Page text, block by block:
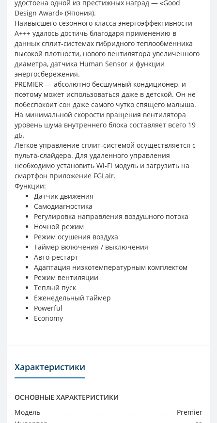
удостоена одной из престижных наград — «Good
Design Award» (Япония).
Наивысшего сезонного класса энергоэффективности
A+++ удалось достичь благодаря применению в
данных сплит-системах гибридного теплообменника
высокой плотности, нового вентилятора увеличенного
диаметра, датчика Human Sensor и функции
энергосбережения.
PREMIER — абсолютно бесшумный кондиционер, и
поэтому может использоваться даже в детской. Он не
побеспокоит сон даже самого чутко спящего малыша.
На минимальной скорости вращения вентилятора
уровень шума внутреннего блока составляет всего 19
дБ.
Легкое управление сплит-системой осуществляется с
пульта-слайдера. Для удаленного управления
необходимо установить Wi-Fi модуль и загрузить на
смартфон приложение FGLair.
Функции:
Датчик движения
Самодиагностика
Регулировка направления воздушного потока
Ночной режим
Режим осушения воздуха
Таймер включения / выключения
Авто-рестарт
Адаптация низкотемпературным комплектом
Режим вентиляции
Теплый пуск
Еженедельный таймер
Powerful
Economy
Характеристики
ОСНОВНЫЕ ХАРАКТЕРИСТИКИ
Модель
Premier